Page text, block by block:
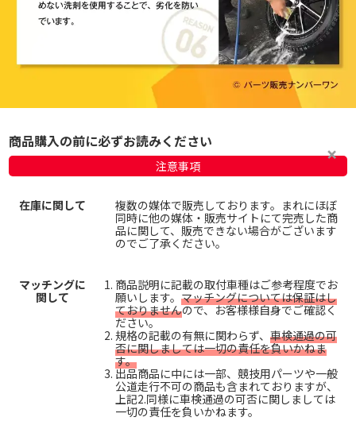
商品購入の前に必ずお読みください
注意事項
在庫に関して
複数の媒体で販売しております。まれにほぼ
同時に他の媒体・販売サイトにて完売した商
品に関して、販売できない場合がございます
のでご了承ください。
マッチングに
関して
商品説明に記載の取付車種はご参考程度でお
願いします。 マッチングについては保証はし
ておりませんので、お客様様自身でご確認く
ださい。
規格の記載の有無に関わらず、 車検通過の可
否に関しましては一切の責任を負いかねま
す。
出品商品に中には一部、競技用パーツや一般
公道走行不可の商品も含まれておりますが、
上記2.同様に車検通過の可否に関しましては
一切の責任を負いかねます。